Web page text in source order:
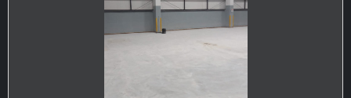
Concreto pode ser armada em aço ou com telas de fiber
glass, entre outros aditivos para melhor desempenho do
dilatação e retração do piso. A Shekel Engenharia